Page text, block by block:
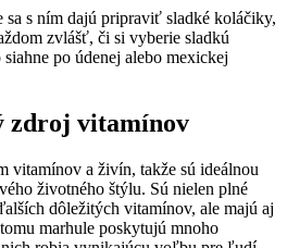
sa s ním dajú pripraviť sladké koláčiky,
zvlášť, či si vyberie sladkú
po údenej alebo mexickej
zdroj vitamínov
vitamínov a živín, takže sú ideálnou
životného štýlu. Sú nielen plné
dôležitých vitamínov, ale majú aj
marhule poskytujú mnoho